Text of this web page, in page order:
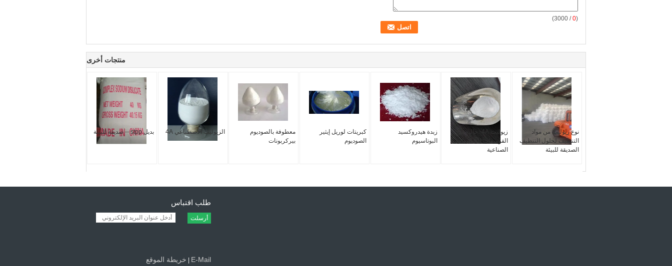
(
0
/ 3000)
منتجات أخرى
بديل stpp -- صديقة للبيئة الزيوليت الاصطناعي 4A
معطوفة بالصوديوم
بيركربونات
كبريتات لوريل إيثير
الصوديوم
زبدة هيدروكسيد
البوتاسيوم
زيوليت 4A- خالية من
الفوسفات للتطبيقات
الصناعية
نوع زيوليت من مواد
التنظيف لحلول التنظيف
الصديقة للبيئة
طلب اقتباس
أرسلت
E-Mail خريطة الموقع